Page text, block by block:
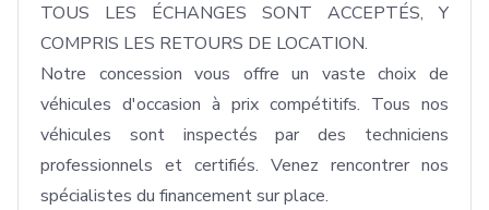
TOUS LES ÉCHANGES SONT ACCEPTÉS, Y
COMPRIS LES RETOURS DE LOCATION.
Notre concession vous offre un vaste choix de
véhicules d'occasion à prix compétitifs. Tous nos
véhicules sont inspectés par des techniciens
professionnels et certifiés. Venez rencontrer nos
spécialistes du financement sur place.